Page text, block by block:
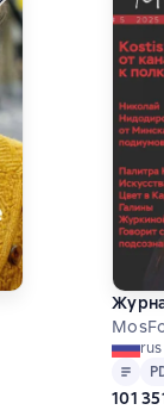
основе 0 оценок
Matn
101